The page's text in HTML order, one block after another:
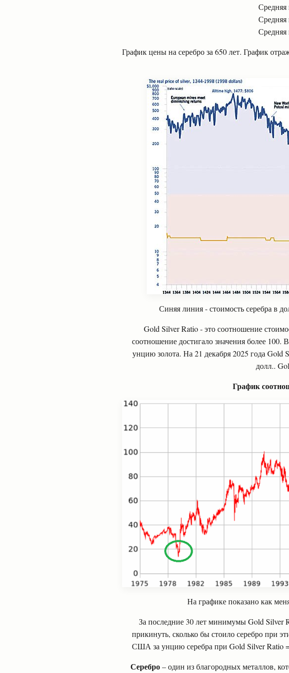
Средняя
Средняя
Средняя
График цены на серебро за 650 лет. График
Синяя линия - стоимость серебра в
Gold Silver Ratio- это соотношение
соотношение достигало значения более
унцию золота. На 21 декабря 2025 года Gold
долл..
График
На графике показано как
За последние 30 лет минимумы Gold Silver
прикинуть, сколько бы стоило серебро при
США за унцию серебра при Gold Silver Ratio
Серебро– один из благородных металлов,